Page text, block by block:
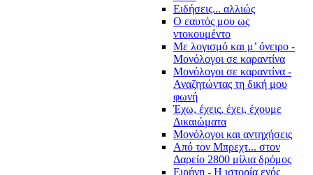
Ειδήσεις... αλλιώς
Ο εαυτός μου ως
ντοκουμέντο
Με λογισμό και μ’ όνειρο -
Μονόλογοι σε καραντίνα
Μονόλογοι σε καραντίνα -
Αναζητώντας τη δική μου
φωνή
Έχω, έχεις, έχει, έχουμε
Δικαιώματα
Μονόλογοι και αντηχήσεις
Από τον Μπρεχτ... στον
Δαρείο 2800 μίλια δρόμος
Ειρήνη - Η ιστορία ενός